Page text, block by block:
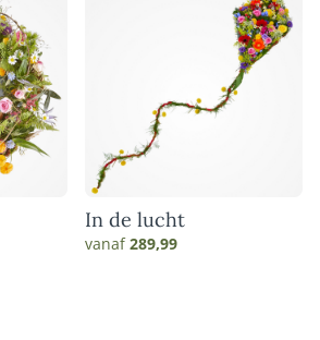
In de lucht
vanaf289,99